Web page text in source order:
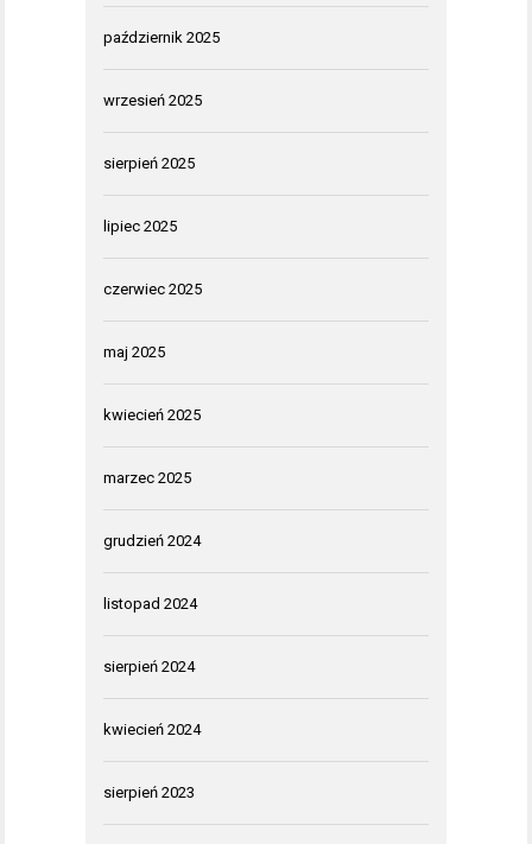
październik 2025
wrzesień 2025
sierpień 2025
lipiec 2025
czerwiec 2025
maj 2025
kwiecień 2025
marzec 2025
grudzień 2024
listopad 2024
sierpień 2024
kwiecień 2024
sierpień 2023